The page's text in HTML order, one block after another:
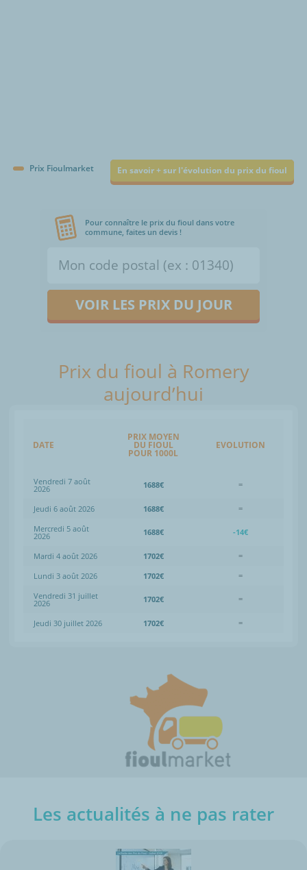
Prix Fioulmarket En savoir + sur l'évolution du prix du fioul
Pour connaître le prix du fioul dans votre
commune, faites un devis !
VOIR LES PRIX DU JOUR
Prix du fioul à Romery
aujourd’hui
DATE
PRIX MOYEN
DU FIOUL
POUR 1000L
EVOLUTION
Vendredi 7 août
2026 1688€ =
Jeudi 6 août 2026 1688€
=
Mercredi 5 août
2026 1688€ -14€
Mardi 4 août 2026 1702€
=
Lundi 3 août 2026
1702€
=
Vendredi 31 juillet
2026 1702€ =
Jeudi 30 juillet 2026 1702€ =
Les actualités à ne pas rater